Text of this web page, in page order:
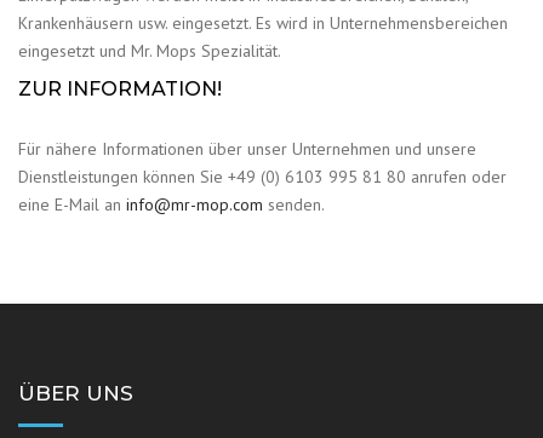
Krankenhäusern usw. eingesetzt. Es wird in Unternehmensbereichen
eingesetzt und Mr. Mops Spezialität.
ZUR INFORMATION!
Für nähere Informationen über unser Unternehmen und unsere
Dienstleistungen können Sie +49 (0) 6103 995 81 80 anrufen oder
eine E-Mail an info@mr-mop.com senden.
ÜBER UNS